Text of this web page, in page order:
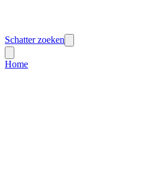
Schatter zoeken
Home